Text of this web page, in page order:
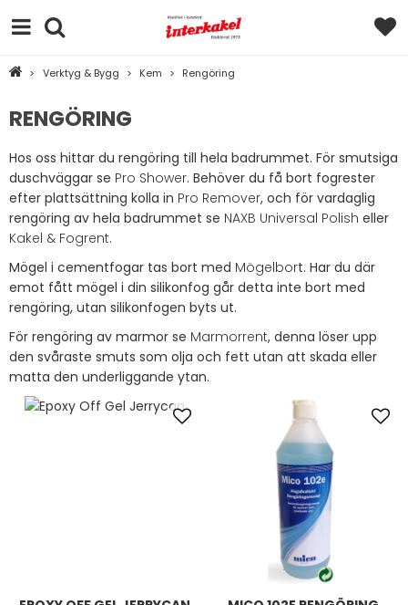
> Verktyg & Bygg > Kem > Rengöring
RENGÖRING
Hos oss hittar du rengöring till hela badrummet. För smutsiga
duschväggar se Pro Shower. Behöver du få bort fogrester
efter plattsättning kolla in Pro Remover, och för vardaglig
rengöring av hela badrummet se NAXB Universal Polish eller
Kakel & Fogrent.
Mögel i cementfogar tas bort med Mögelbort. Har du där
emot fått mögel i din silikonfog går detta inte bort med
rengöring, utan silikonfogen byts ut.
För rengöring av marmor se Marmorrent, denna löser upp
den svåraste smuts som olja och fett utan att skada eller
matta den underliggande ytan.